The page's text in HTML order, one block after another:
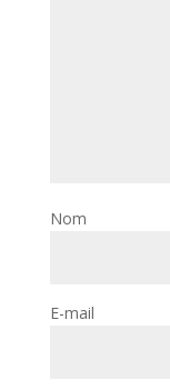
Nom
E-mail